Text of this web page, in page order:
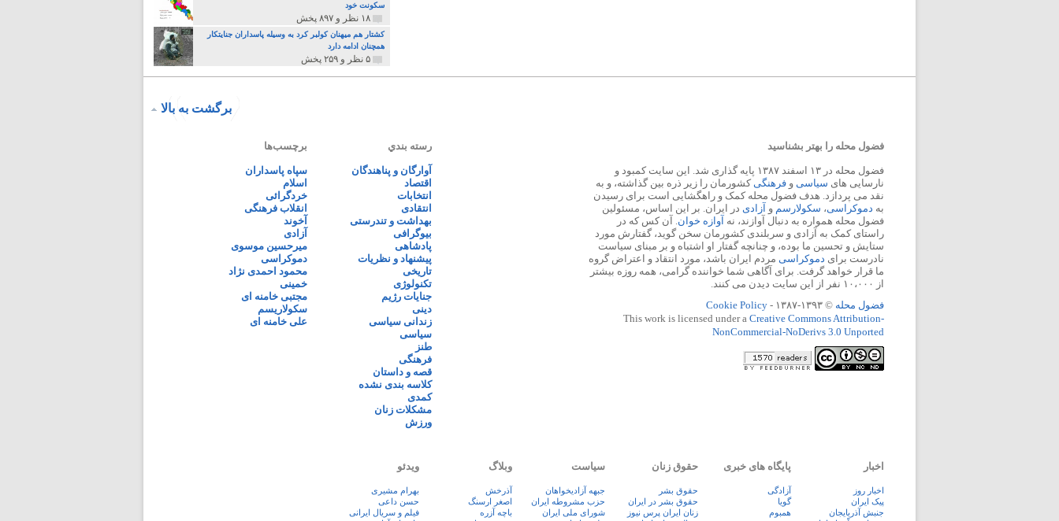
سکونت خود
۱۸ نظر و ۸۹۷ پخش
کشتار هم میهنان کولبر کرد به وسیله پاسداران جنایتکار
همچنان ادامه دارد
۵ نظر و ۲۵۹ پخش
برگشت به بالا
فضول محله را بهتر بشناسید
فضول محله در ۱۳ اسفند ۱۳۸۷ پایه گذاری شد. این سایت کمبود و
نارسایی های سیاسی و فرهنگیکشورمان را زیر ذره بین گذاشته، و به
نقد می پردازد. هدف فضول محله کمک و راهگشایی است برای رسیدن
به دموکراسی، سکولارسم و آزادی در ایران. بر این اساس، مسئولین
فضول محله همواره به دنبال آوازند، نه آوازه خوان. آن کس که در
راستای کمک به آزادی و سربلندی کشورمان سخن گوید، گفتارش مورد
ستایش و تحسین ما بوده، و چنانچه گفتار او اشتباه و بر مبنای سیاست
نادرست برای دموکراسی مردم ایران باشد، مورد انتقاد و اعتراض گروه
ما قرار خواهد گرفت. برای آگاهی شما خواننده گرامی، همه روزه بیشتر
از ۱۰،۰۰۰ نفر از این سایت دیدن می کنند.
فضول محله © ۱۳۹۳-۱۳۸۷ -
Cookie Policy
This work is licensed under a Creative Commons Attribution-
NonCommercial-NoDerivs 3.0 Unported
رسته بندي
آوارگان و پناهندگان
اقتصاد
انتخابات
انتقادی
بهداشت و تندرستی
بیوگرافی
پادشاهی
پیشنهاد و نظریات
تاریخی
تکنولوژی
جنایات رژیم
دینی
زندانی سیاسی
سیاسی
طنز
فرهنگی
قصه و داستان
کلاسه بندی نشده
کمدی
مشکلات زنان
ورزش
برچسب‌ها
سپاه پاسداران
اسلام
خردگرائی
انقلاب فرهنگی
آخوند
آزادی
میرحسین موسوی
دموکراسی
محمود احمدی نژاد
خمینی
مجتبی خامنه ای
سکولاریسم
علی خامنه ای
اخبار
اخبار روز
پيک ايران
جنبش آذربایجان
پایگاه های خبری
آزادگی
گویا
همبوم
حقوق زنان
حقوق بشر
حقوق بشر در ایران
زنان ايران پرس نيوز
سیاست
جبهه آزادیخواهان
حزب مشروطه ایران
شورای ملی ایران
وبلاگ
آذرخش
اصغر ارسنگ
باچه آزره
ویدئو
بهرام مشیری
حسن داعی
فيلم و سريال ايرانی